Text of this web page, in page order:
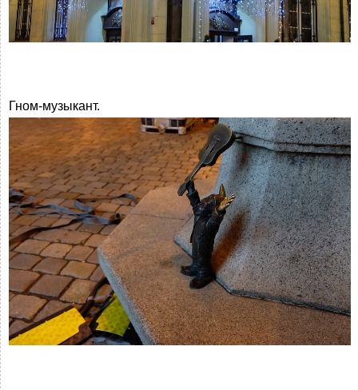
Гном-музыкант.